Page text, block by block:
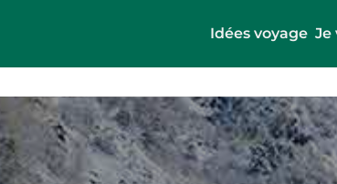
Idées voyage Je